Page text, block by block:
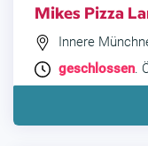
Mikes Pizza
Innere
geschlossen.